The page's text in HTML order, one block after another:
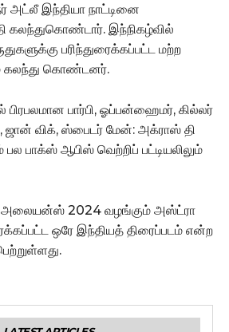
அட்லீ இந்தியா நாட்டினை
கலந்துகொண்டார். இந்நிகழ்வில்
பரிந்துரைக்கப்பட்ட மற்ற
கலந்து கொண்டனர்.
பார்பி, ஓப்பன்ஹைமர், கில்லர்
ஜான் விக், ஸ்பைடர் மேன்: அக்ராஸ் தி
பாக்ஸ் ஆபிஸ் வெற்றிப் பட்டியலிலும்
அலையன்ஸ் 2024 வழங்கும் அஸ்ட்ரா
ஒரே இந்தியத் திரைப்படம் என்ற